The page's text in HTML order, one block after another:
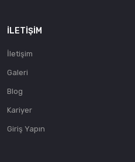
İLETIŞIM
İletişim
Galeri
Blog
Kariyer
Giriş Yapın